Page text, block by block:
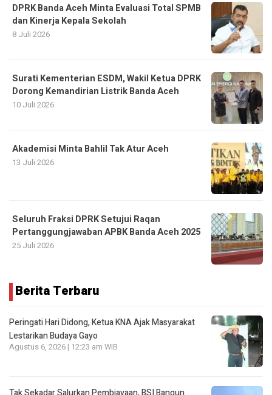
DPRK Banda Aceh Minta Evaluasi Total SPMB
dan Kinerja Kepala Sekolah
8 Juli 2026
Surati Kementerian ESDM, Wakil Ketua DPRK
Dorong Kemandirian Listrik Banda Aceh
10 Juli 2026
Akademisi Minta Bahlil Tak Atur Aceh
13 Juli 2026
Seluruh Fraksi DPRK Setujui Raqan
Pertanggungjawaban APBK Banda Aceh 2025
25 Juli 2026
Berita Terbaru
Peringati Hari Didong, Ketua KNA Ajak Masyarakat
Lestarikan Budaya Gayo
Agustus 6, 2026 | 12:23 am WIB